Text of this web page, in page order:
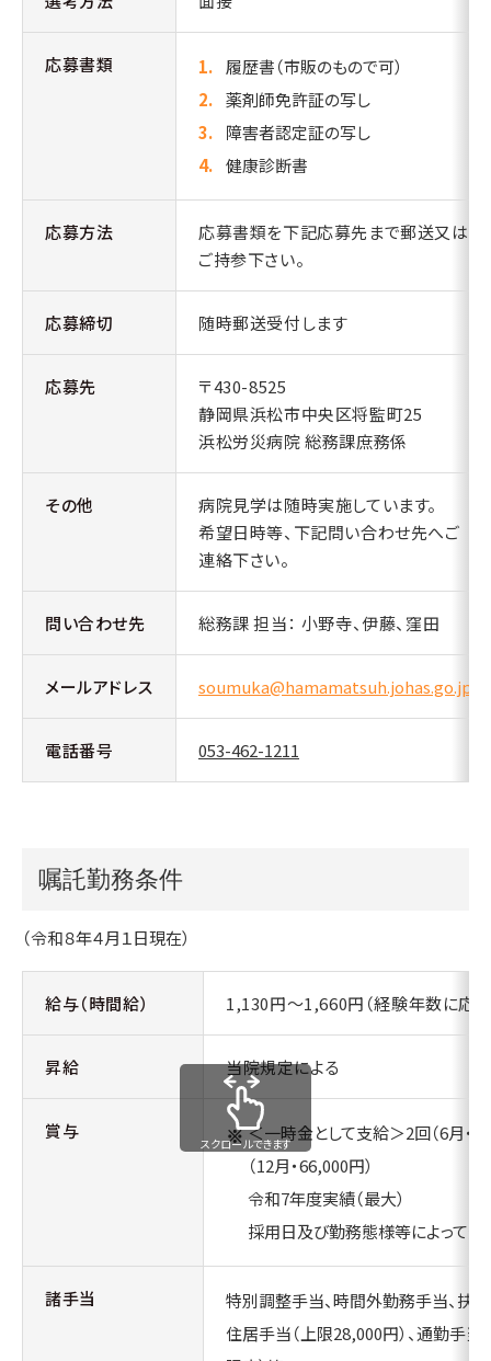
応募書類
履歴書（市販のもので可）
薬剤師免許証の写し
障害者認定証の写し
健康診断書
応募方法
応募書類を下記応募先まで郵送又は
ご持参下さい。
応募締切 随時郵送受付します
応募先
〒430-8525
静岡県浜松市中央区将監町25
浜松労災病院 総務課庶務係
その他
病院見学は随時実施しています。
希望日時等、下記問い合わせ先へご
連絡下さい。
問い合わせ先 総務課 担当： 小野寺、伊藤、窪田
メールアドレス soumuka@hamamatsuh.johas.go.jp
電話番号 053-462-1211
嘱託勤務条件
（令和８年４月１日現在）
給与（時間給） 1,130円～1,660円（経験年数に応じ
昇給 当院規定による
賞与 ＜一時金として支給＞2回（6月・
（12月・66,000円）
令和7年度実績（最大）
採用日及び勤務態様等によって変
諸手当
特別調整手当、時間外勤務手当、扶養
住居手当（上限28,000円）、通勤手当
スクロールできます